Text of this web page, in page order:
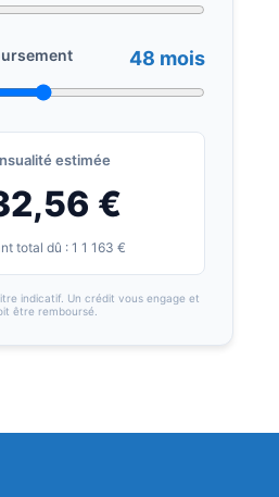
48 mois
estimée
€
total dû : 1 1 163 €
indicatif. Un crédit vous engage et
être remboursé.